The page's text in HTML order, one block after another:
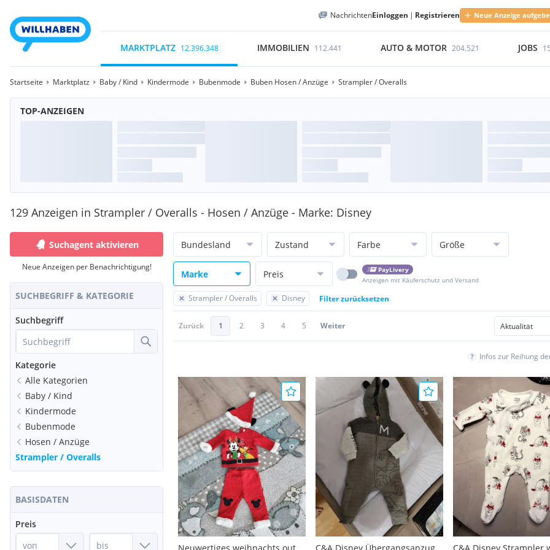
NachrichtenEinloggen | Registrieren Neue Anzeige
MARKTPLATZ 12.396.348 IMMOBILIEN 112.441 AUTO & MOTOR 204.521 JOBS
Startseite Marktplatz Baby / Kind Kindermode Bubenmode Buben Hosen / Anzüge Strampler / Overalls
TOP-ANZEIGEN
129 Anzeigen in Strampler / Overalls - Hosen / Anzüge - Marke: Disney
Suchagent aktivieren
Neue Anzeigen per Benachrichtigung!
SUCHBEGRIFF & KATEGORIE
Suchbegriff
Kategorie
Alle Kategorien
Baby / Kind
Kindermode
Bubenmode
Hosen / Anzüge
Strampler / Overalls
BASISDATEN
Preis
Bundesland Zustand Farbe Größe
Marke Preis
PayLivery
Anzeigen mit Käuferschutz und Versand
Strampler / Overalls Disney Filter zurücksetzen
Zurück 1 2 3 4 5 Weiter
Infos zur Reihung